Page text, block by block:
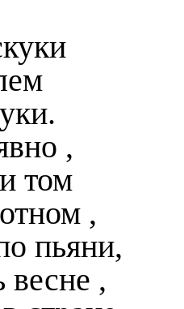
,
том
,
пьяни,
весне ,